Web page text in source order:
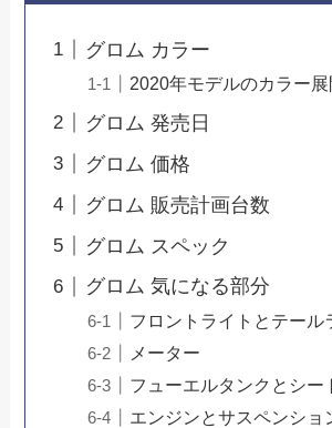
グロム カラー
2020年モデルのカラー
グロム 発売日
グロム 価格
グロム 販売計画台数
グロム スペック
グロム 気になる部分
フロントライトとテール
メーター
フューエルタンクとシー
エンジンとサスペンショ